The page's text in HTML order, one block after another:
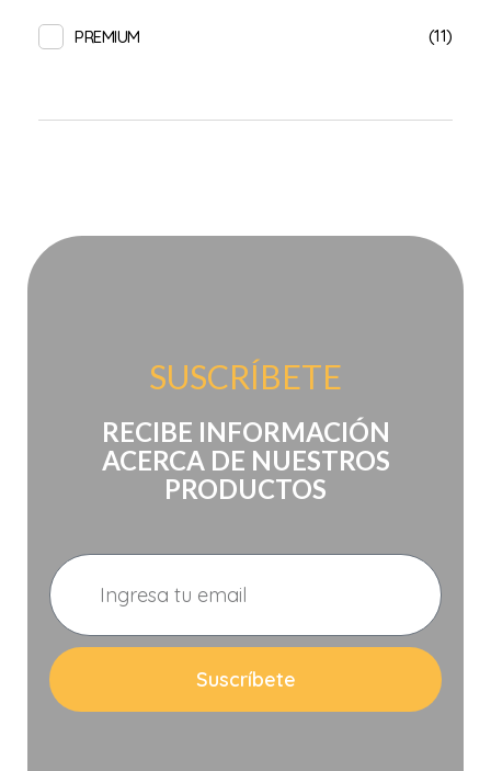
PREMIUM (11)
SUSCRÍBETE
RECIBE INFORMACIÓN
ACERCA DE NUESTROS
PRODUCTOS
Suscríbete